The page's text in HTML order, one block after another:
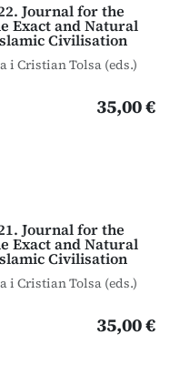
Journal for the
Exact and Natural
Civilisation
i Cristian Tolsa (eds.)
35,00 €
Journal for the
Exact and Natural
Civilisation
i Cristian Tolsa (eds.)
35,00 €